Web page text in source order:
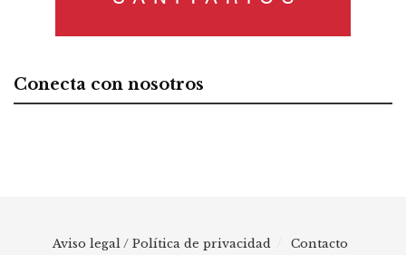
Conecta con nosotros
Aviso legal / Política de privacidad Contacto